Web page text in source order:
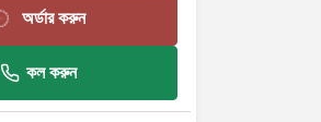
অর্ডার করুন
কল করুন